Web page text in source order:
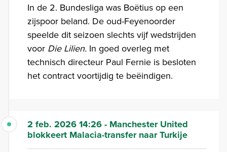
In de 2. Bundesliga was Boëtius op een
zijspoor beland. De oud-Feyenoorder
speelde dit seizoen slechts vijf wedstrijden
voor Die Lilien. In goed overleg met
technisch directeur Paul Fernie is besloten
het contract voortijdig te beëindigen.
2 feb. 2026 14:26 - Manchester United
blokkeert Malacia-transfer naar Turkije